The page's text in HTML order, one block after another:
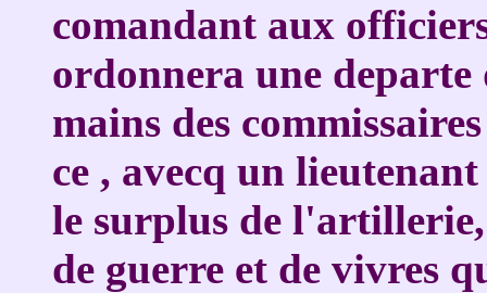
comandant aux
ordonnera une departe
mains des
ce , avecq un
le surplus de
de guerre et de vivres